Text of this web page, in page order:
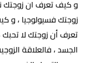
و كيف تعرف ان زوجتك
زوجتك فسيولوجيا ، و
تعرف أن زوجتك لا تحبك
الجسد ، فالعلاقة